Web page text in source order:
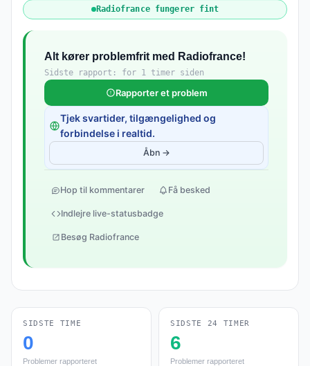
Radiofrance fungerer fint
Alt kører problemfrit med Radiofrance!
Sidste rapport: for 1 timer siden
Rapporter et problem
Tjek svartider, tilgængelighed og
forbindelse i realtid.
Åbn →
Hop til kommentarer Få besked
Indlejre live-statusbadge
Besøg Radiofrance
SIDSTE TIME
0
Problemer rapporteret
SIDSTE 24 TIMER
6
Problemer rapporteret